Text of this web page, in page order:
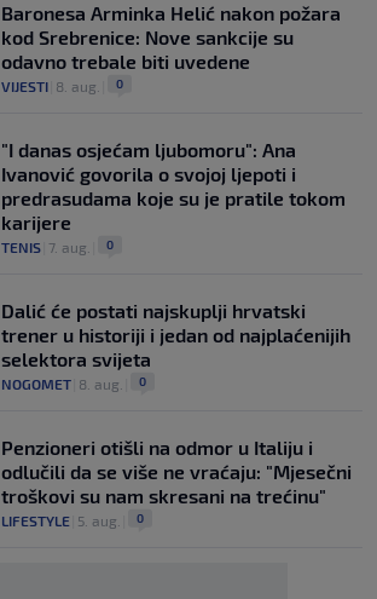
Baronesa Arminka Helić nakon požara
kod Srebrenice: Nove sankcije su
odavno trebale biti uvedene
VIJESTI 8. aug. 0
"I danas osjećam ljubomoru": Ana
Ivanović govorila o svojoj ljepoti i
predrasudama koje su je pratile tokom
karijere
TENIS 7. aug. 0
Dalić će postati najskuplji hrvatski
trener u historiji i jedan od najplaćenijih
selektora svijeta
NOGOMET 8. aug. 0
Penzioneri otišli na odmor u Italiju i
odlučili da se više ne vraćaju: "Mjesečni
troškovi su nam skresani na trećinu"
LIFESTYLE 5. aug. 0